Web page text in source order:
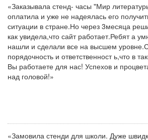
«Заказывала стенд- часы "Мир
оплатила и уже не надеялась его
ситуации в стране.Но через 3месяца
как увидела,что сайт работает.Ребят а
нашли и сделали все на высшем
порядочность и ответственност ь,что в
Вы работаете для нас! Успехов и
над головой!»
«Замовила стенди для школи. Дуже